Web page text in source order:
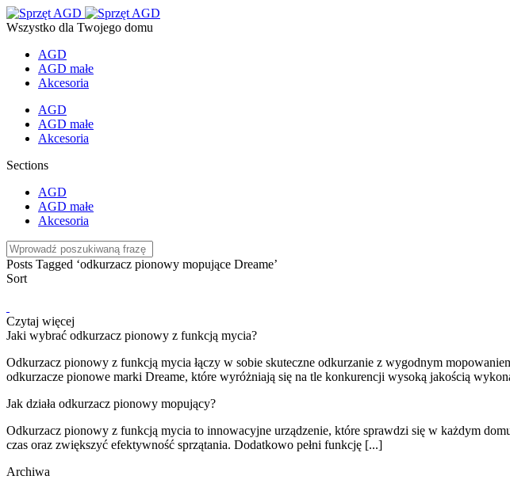
Wszystko dla Twojego domu
AGD
AGD małe
Akcesoria
AGD
AGD małe
Akcesoria
Sections
AGD
AGD małe
Akcesoria
Posts Tagged ‘odkurzacz pionowy mopujące Dreame’
Sort
Czytaj więcej
Jaki wybrać odkurzacz pionowy z funkcją mycia?
Odkurzacz pionowy z funkcją mycia łączy w sobie skuteczne odkurzanie z wygodnym
odkurzacze pionowe marki Dreame, które wyróżniają się na tle konkurencji wysoką jakością
Jak działa odkurzacz pionowy mopujący?
Odkurzacz pionowy z funkcją mycia to innowacyjne urządzenie, które sprawdzi się w każdym
czas oraz zwiększyć efektywność sprzątania. Dodatkowo pełni funkcję [...]
Archiwa